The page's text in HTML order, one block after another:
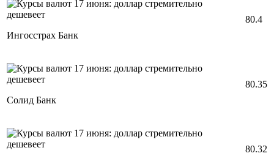
Ингосстрах Банк
80.4
Солид Банк
80.35
80.32